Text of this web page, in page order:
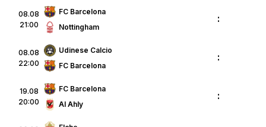
08.08
21:00
FC Barcelona
Nottingham
:
08.08
22:00
Udinese Calcio
FC Barcelona
:
19.08
20:00
FC Barcelona
Al Ahly
: